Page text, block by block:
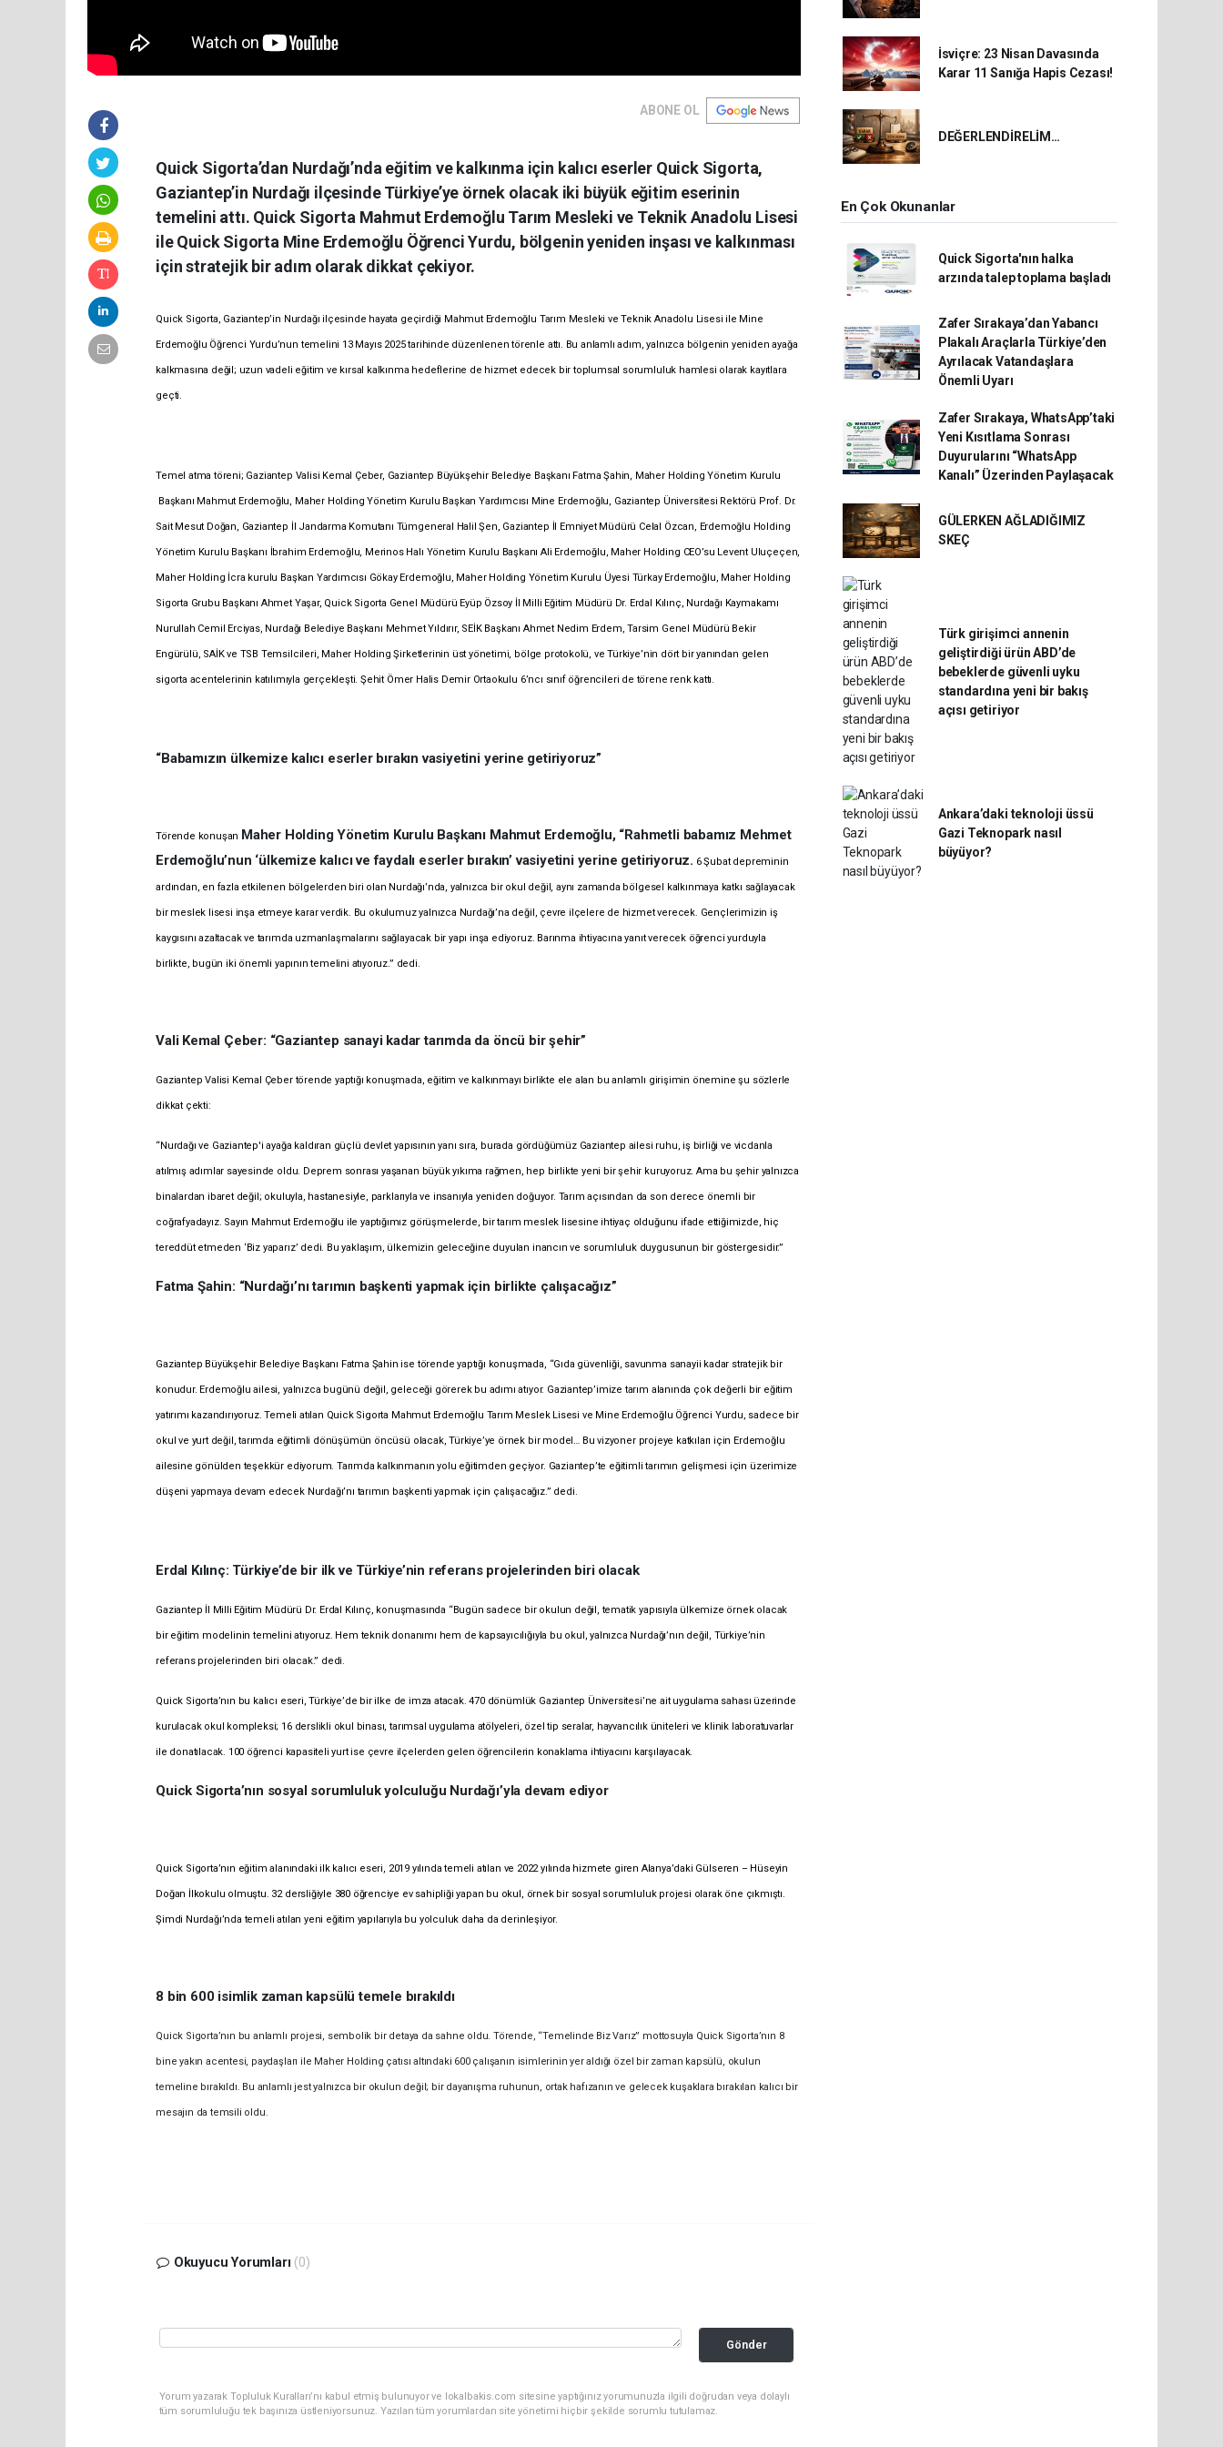
ABONE OL
Quick Sigorta’dan Nurdağı’nda eğitim ve kalkınma için kalıcı eserler Quick Sigorta,
Gaziantep’in Nurdağı ilçesinde Türkiye’ye örnek olacak iki büyük eğitim eserinin
temelini attı. Quick Sigorta Mahmut Erdemoğlu Tarım Mesleki ve Teknik Anadolu Lisesi
ile Quick Sigorta Mine Erdemoğlu Öğrenci Yurdu, bölgenin yeniden inşası ve kalkınması
için stratejik bir adım olarak dikkat çekiyor.
Quick Sigorta, Gaziantep’in Nurdağı ilçesinde hayata geçirdiği Mahmut Erdemoğlu Tarım Mesleki ve Teknik Anadolu Lisesi ile Mine
Erdemoğlu Öğrenci Yurdu’nun temelini 13 Mayıs 2025 tarihinde düzenlenen törenle attı. Bu anlamlı adım, yalnızca bölgenin yeniden ayağa
kalkmasına değil; uzun vadeli eğitim ve kırsal kalkınma hedeflerine de hizmet edecek bir toplumsal sorumluluk hamlesi olarak kayıtlara
geçti.
Temel atma töreni; Gaziantep Valisi Kemal Çeber, Gaziantep Büyükşehir Belediye Başkanı Fatma Şahin, Maher Holding Yönetim Kurulu
Başkanı Mahmut Erdemoğlu, Maher Holding Yönetim Kurulu Başkan Yardımcısı Mine Erdemoğlu, Gaziantep Üniversitesi Rektörü Prof. Dr.
Sait Mesut Doğan, Gaziantep İl Jandarma Komutanı Tümgeneral Halil Şen, Gaziantep İl Emniyet Müdürü Celal Özcan, Erdemoğlu Holding
Yönetim Kurulu Başkanı İbrahim Erdemoğlu, Merinos Halı Yönetim Kurulu Başkanı Ali Erdemoğlu, Maher Holding CEO’su Levent Uluçeçen,
Maher Holding İcra kurulu Başkan Yardımcısı Gökay Erdemoğlu, Maher Holding Yönetim Kurulu Üyesi Türkay Erdemoğlu, Maher Holding
Sigorta Grubu Başkanı Ahmet Yaşar, Quick Sigorta Genel Müdürü Eyüp Özsoy İl Milli Eğitim Müdürü Dr. Erdal Kılınç, Nurdağı Kaymakamı
Nurullah Cemil Erciyas, Nurdağı Belediye Başkanı Mehmet Yıldırır, SEİK Başkanı Ahmet Nedim Erdem, Tarsim Genel Müdürü Bekir
Engürülü, SAİK ve TSB Temsilcileri, Maher Holding Şirketlerinin üst yönetimi, bölge protokolü, ve Türkiye’nin dört bir yanından gelen
sigorta acentelerinin katılımıyla gerçekleşti. Şehit Ömer Halis Demir Ortaokulu 6’ncı sınıf öğrencileri de törene renk kattı.
“Babamızın ülkemize kalıcı eserler bırakın vasiyetini yerine getiriyoruz”
Törende konuşan Maher Holding Yönetim Kurulu Başkanı Mahmut Erdemoğlu, “Rahmetli babamız Mehmet
Erdemoğlu’nun ‘ülkemize kalıcı ve faydalı eserler bırakın’ vasiyetini yerine getiriyoruz. 6 Şubat depreminin
ardından, en fazla etkilenen bölgelerden biri olan Nurdağı’nda, yalnızca bir okul değil, aynı zamanda bölgesel kalkınmaya katkı sağlayacak
bir meslek lisesi inşa etmeye karar verdik. Bu okulumuz yalnızca Nurdağı’na değil, çevre ilçelere de hizmet verecek. Gençlerimizin iş
kaygısını azaltacak ve tarımda uzmanlaşmalarını sağlayacak bir yapı inşa ediyoruz. Barınma ihtiyacına yanıt verecek öğrenci yurduyla
birlikte, bugün iki önemli yapının temelini atıyoruz.” dedi.
Vali Kemal Çeber: “Gaziantep sanayi kadar tarımda da öncü bir şehir”
Gaziantep Valisi Kemal Çeber törende yaptığı konuşmada, eğitim ve kalkınmayı birlikte ele alan bu anlamlı girişimin önemine şu sözlerle
dikkat çekti:
“Nurdağı ve Gaziantep'i ayağa kaldıran güçlü devlet yapısının yanı sıra, burada gördüğümüz Gaziantep ailesi ruhu, iş birliği ve vicdanla
atılmış adımlar sayesinde oldu. Deprem sonrası yaşanan büyük yıkıma rağmen, hep birlikte yeni bir şehir kuruyoruz. Ama bu şehir yalnızca
binalardan ibaret değil; okuluyla, hastanesiyle, parklarıyla ve insanıyla yeniden doğuyor. Tarım açısından da son derece önemli bir
coğrafyadayız. Sayın Mahmut Erdemoğlu ile yaptığımız görüşmelerde, bir tarım meslek lisesine ihtiyaç olduğunu ifade ettiğimizde, hiç
tereddüt etmeden ‘Biz yaparız’ dedi. Bu yaklaşım, ülkemizin geleceğine duyulan inancın ve sorumluluk duygusunun bir göstergesidir.”
Fatma Şahin: “Nurdağı’nı tarımın başkenti yapmak için birlikte çalışacağız”
Gaziantep Büyükşehir Belediye Başkanı Fatma Şahin ise törende yaptığı konuşmada, “Gıda güvenliği, savunma sanayii kadar stratejik bir
konudur. Erdemoğlu ailesi, yalnızca bugünü değil, geleceği görerek bu adımı atıyor. Gaziantep’imize tarım alanında çok değerli bir eğitim
yatırımı kazandırıyoruz. Temeli atılan Quick Sigorta Mahmut Erdemoğlu Tarım Meslek Lisesi ve Mine Erdemoğlu Öğrenci Yurdu, sadece bir
okul ve yurt değil, tarımda eğitimli dönüşümün öncüsü olacak, Türkiye’ye örnek bir model… Bu vizyoner projeye katkıları için Erdemoğlu
ailesine gönülden teşekkür ediyorum. Tarımda kalkınmanın yolu eğitimden geçiyor. Gaziantep’te eğitimli tarımın gelişmesi için üzerimize
düşeni yapmaya devam edecek Nurdağı’nı tarımın başkenti yapmak için çalışacağız.” dedi.
Erdal Kılınç: Türkiye’de bir ilk ve Türkiye’nin referans projelerinden biri olacak
Gaziantep İl Milli Eğitim Müdürü Dr. Erdal Kılınç, konuşmasında “Bugün sadece bir okulun değil, tematik yapısıyla ülkemize örnek olacak
bir eğitim modelinin temelini atıyoruz. Hem teknik donanımı hem de kapsayıcılığıyla bu okul, yalnızca Nurdağı’nın değil, Türkiye’nin
referans projelerinden biri olacak.” dedi.
Quick Sigorta’nın bu kalıcı eseri, Türkiye’de bir ilke de imza atacak. 470 dönümlük Gaziantep Üniversitesi’ne ait uygulama sahası üzerinde
kurulacak okul kompleksi; 16 derslikli okul binası, tarımsal uygulama atölyeleri, özel tip seralar, hayvancılık üniteleri ve klinik laboratuvarlar
ile donatılacak. 100 öğrenci kapasiteli yurt ise çevre ilçelerden gelen öğrencilerin konaklama ihtiyacını karşılayacak.
Quick Sigorta’nın sosyal sorumluluk yolculuğu Nurdağı’yla devam ediyor
Quick Sigorta’nın eğitim alanındaki ilk kalıcı eseri, 2019 yılında temeli atılan ve 2022 yılında hizmete giren Alanya’daki Gülseren – Hüseyin
Doğan İlkokulu olmuştu. 32 dersliğiyle 380 öğrenciye ev sahipliği yapan bu okul, örnek bir sosyal sorumluluk projesi olarak öne çıkmıştı.
Şimdi Nurdağı’nda temeli atılan yeni eğitim yapılarıyla bu yolculuk daha da derinleşiyor.
8 bin 600 isimlik zaman kapsülü temele bırakıldı
Quick Sigorta’nın bu anlamlı projesi, sembolik bir detaya da sahne oldu. Törende, “Temelinde Biz Varız” mottosuyla Quick Sigorta’nın 8
bine yakın acentesi, paydaşları ile Maher Holding çatısı altındaki 600 çalışanın isimlerinin yer aldığı özel bir zaman kapsülü, okulun
temeline bırakıldı. Bu anlamlı jest yalnızca bir okulun değil; bir dayanışma ruhunun, ortak hafızanın ve gelecek kuşaklara bırakılan kalıcı bir
mesajın da temsili oldu.
Okuyucu Yorumları (0)
Gönder
Yorum yazarak Topluluk Kuralları’nı kabul etmiş bulunuyor ve lokalbakis.com sitesine yaptığınız yorumunuzla ilgili doğrudan veya dolaylı
tüm sorumluluğu tek başınıza üstleniyorsunuz. Yazılan tüm yorumlardan site yönetimi hiçbir şekilde sorumlu tutulamaz.
İsviçre: 23 Nisan Davasında
Karar 11 Sanığa Hapis Cezası!
DEĞERLENDİRELİM…
En Çok Okunanlar
Quick Sigorta'nın halka
arzında talep toplama başladı
Zafer Sırakaya’dan Yabancı
Plakalı Araçlarla Türkiye’den
Ayrılacak Vatandaşlara
Önemli Uyarı
Zafer Sırakaya, WhatsApp’taki
Yeni Kısıtlama Sonrası
Duyurularını “WhatsApp
Kanalı” Üzerinden Paylaşacak
GÜLERKEN AĞLADIĞIMIZ
SKEÇ
Türk girişimci annenin
geliştirdiği ürün ABD’de
bebeklerde güvenli uyku
standardına yeni bir bakış
açısı getiriyor
Ankara’daki teknoloji üssü
Gazi Teknopark nasıl
büyüyor?